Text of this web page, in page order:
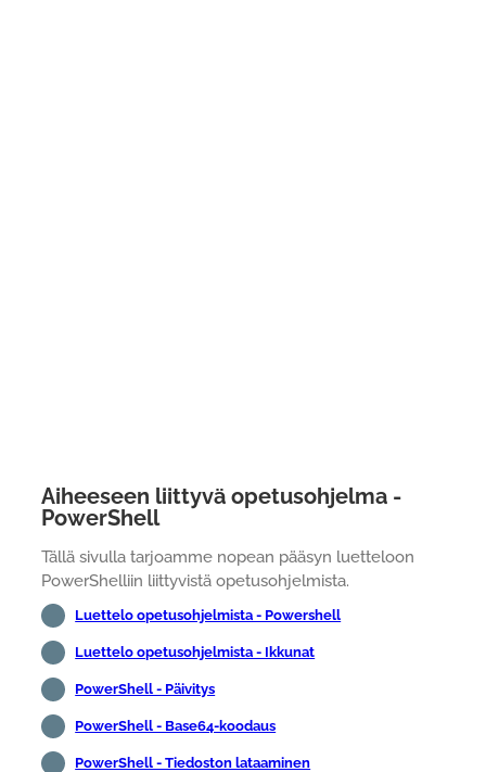
Aiheeseen liittyvä opetusohjelma -
PowerShell
Tällä sivulla tarjoamme nopean pääsyn luetteloon
PowerShelliin liittyvistä opetusohjelmista.
Luettelo opetusohjelmista - Powershell
Luettelo opetusohjelmista - Ikkunat
PowerShell - Päivitys
PowerShell - Base64-koodaus
PowerShell - Tiedoston lataaminen